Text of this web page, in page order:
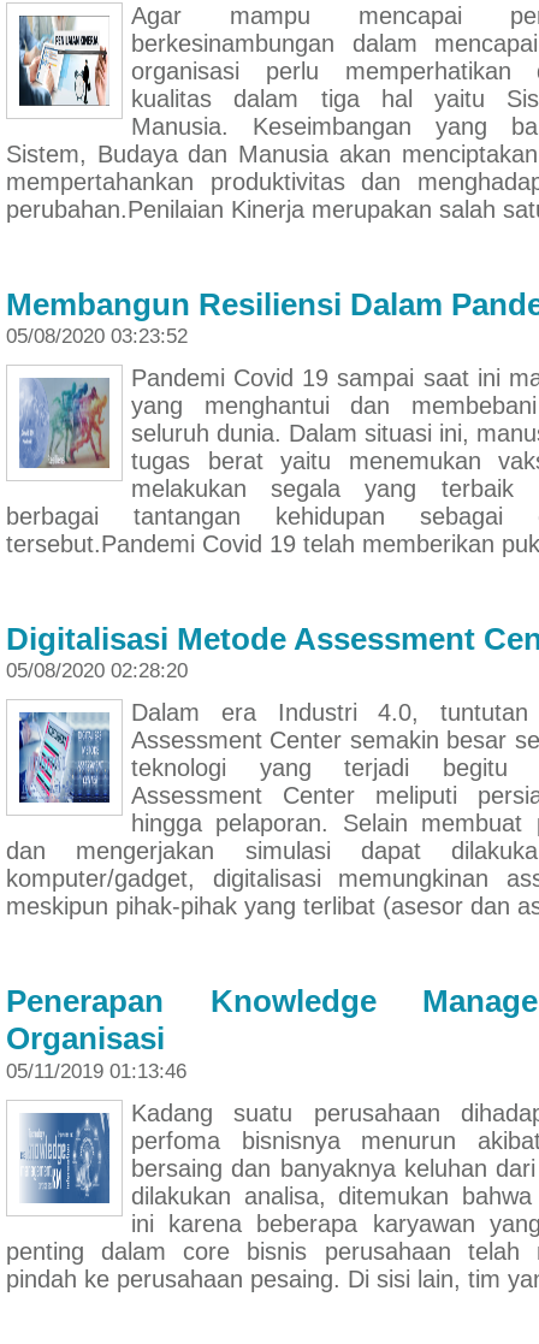
Agar mampu mencapai
berkesinambungan dalam
organisasi perlu memperhatikan
kualitas dalam tiga hal yaitu
Manusia. Keseimbangan yang
Sistem, Budaya dan Manusia akan
mempertahankan produktivitas dan
perubahan.Penilaian Kinerja merupakan salah
Membangun Resiliensi Dalam
05/08/2020 03:23:52
Pandemi Covid 19 sampai saat ini
yang menghantui dan
seluruh dunia. Dalam situasi ini,
tugas berat yaitu menemukan
melakukan segala yang terbaik
berbagai tantangan kehidupan sebagai
tersebut.Pandemi Covid 19 telah memberikan
Digitalisasi Metode Assessment
05/08/2020 02:28:20
Dalam era Industri 4.0, tuntutan
Assessment Center semakin besar
teknologi yang terjadi begitu
Assessment Center meliputi
hingga pelaporan. Selain membuat
dan mengerjakan simulasi dapat
komputer/gadget, digitalisasi memungkinan
meskipun pihak-pihak yang terlibat (asesor dan
Penerapan Knowledge
Organisasi
05/11/2019 01:13:46
Kadang suatu perusahaan
perfoma bisnisnya menurun
bersaing dan banyaknya keluhan
dilakukan analisa, ditemukan
ini karena beberapa karyawan
penting dalam core bisnis perusahaan telah
pindah ke perusahaan pesaing. Di sisi lain, tim